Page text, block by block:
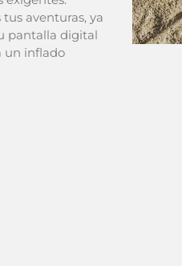
aventuras, ya
pantalla digital
un inflado